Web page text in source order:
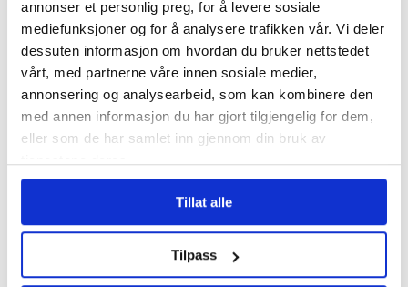
annonser et personlig preg, for å levere sosiale
mediefunksjoner og for å analysere trafikken vår. Vi deler
dessuten informasjon om hvordan du bruker nettstedet
vårt, med partnerne våre innen sosiale medier,
annonsering og analysearbeid, som kan kombinere den
med annen informasjon du har gjort tilgjengelig for dem,
eller som de har samlet inn gjennom din bruk av
Tillat alle
Tilpass
På spørsmål fra Fagbladet uttalte
Johansen at modellen kan eksporteres til
andre kommuner som vil begrense
arbeidslivskriminaliteten.
– Vi har allerede hatt en rekke
Arbeiderparti-kommuner som har
kommet til oss for å lære. Jeg inviterer
de øvrige kommunene i Norge om å